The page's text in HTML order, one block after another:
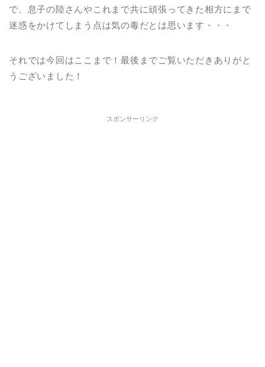
で、息子の陸さんやこれまで共に頑張ってきた相方にまで
迷惑をかけてしまう点は気の毒だとは思います・・・
それでは今回はここまで！最後までご覧いただきありがと
うございました！
スポンサーリンク